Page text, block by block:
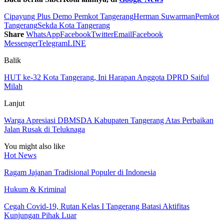
Cipayung Plus Demo Pemkot TangerangHerman SuwarmanPemkot
TangerangSekda Kota Tangerang
Share WhatsAppFacebookTwitterEmailFacebook
MessengerTelegramLINE
Balik
HUT ke-32 Kota Tangerang, Ini Harapan Anggota DPRD Saiful
Milah
Lanjut
Warga Apresiasi DBMSDA Kabupaten Tangerang Atas Perbaikan
Jalan Rusak di Teluknaga
You might also like
Hot News
Ragam Jajanan Tradisional Populer di Indonesia
Hukum & Kriminal
Cegah Covid-19, Rutan Kelas I Tangerang Batasi Aktifitas
Kunjungan Pihak Luar